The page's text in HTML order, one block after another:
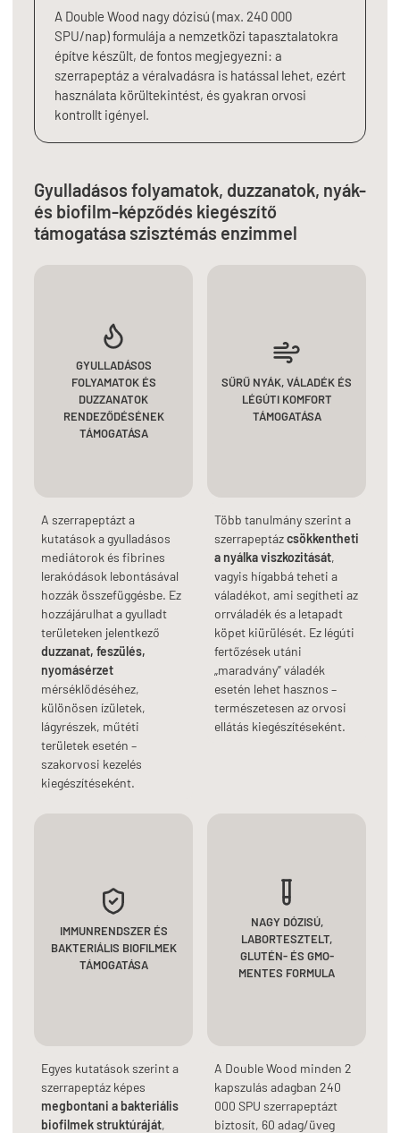
A Double Wood nagy dózisú (max. 240 000
SPU/nap) formulája a nemzetközi tapasztalatokra
építve készült, de fontos megjegyezni: a
szerrapeptáz a véralvadásra is hatással lehet, ezért
használata körültekintést, és gyakran orvosi
kontrollt igényel.
Gyulladásos folyamatok, duzzanatok, nyák-
és biofilm-képződés kiegészítő
támogatása szisztémás enzimmel
GYULLADÁSOS
FOLYAMATOK ÉS
DUZZANATOK
RENDEZŐDÉSÉNEK
TÁMOGATÁSA
A szerrapeptázt a
kutatások a gyulladásos
mediátorok és fibrines
lerakódások lebontásával
hozzák összefüggésbe. Ez
hozzájárulhat a gyulladt
területeken jelentkező
duzzanat, feszülés,
nyomásérzet
mérséklődéséhez,
különösen ízületek,
lágyrészek, műtéti
területek esetén –
szakorvosi kezelés
kiegészítéseként.
SŰRŰ NYÁK, VÁLADÉK ÉS
LÉGÚTI KOMFORT
TÁMOGATÁSA
Több tanulmány szerint a
szerrapeptázcsökkentheti
a nyálka viszkozitását,
vagyis hígabbá teheti a
váladékot, ami segítheti az
orrváladék és a letapadt
köpet kiürülését. Ez légúti
fertőzések utáni
„maradvány” váladék
esetén lehet hasznos –
természetesen az orvosi
ellátás kiegészítéseként.
IMMUNRENDSZER ÉS
BAKTERIÁLIS BIOFILMEK
TÁMOGATÁSA
Egyes kutatások szerint a
szerrapeptáz képes
megbontani a bakteriális
biofilmek struktúráját,
NAGY DÓZISÚ,
LABORTESZTELT,
GLUTÉN- ÉS GMO-
MENTES FORMULA
A Double Wood minden 2
kapszulás adagban 240
000 SPU szerrapeptázt
biztosít, 60 adag/üveg